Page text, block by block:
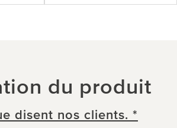
du produit
disent nos clients. *